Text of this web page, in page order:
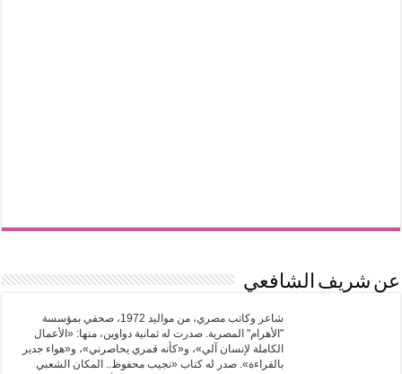
عن شريف الشافعي
شاعر وكاتب مصري، من مواليد 1972، صحفي بمؤسسة
"الأهرام" المصرية. صدرت له ثمانية دواوين، منها: «الأعمال
الكاملة لإنسان آلي»، و«كأنه قمري يحاصرني»، و«هواء جدير
بالقراءة». صدر له كتاب «نجيب محفوظ.. المكان الشعبي